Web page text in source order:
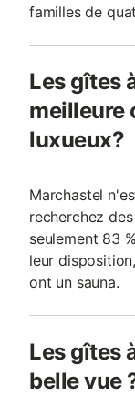
familles de
Les gîtes
meilleure
luxueux?
Marchastel
recherchez
seulement 83
leur
ont un sauna.
Les gîtes
belle vue